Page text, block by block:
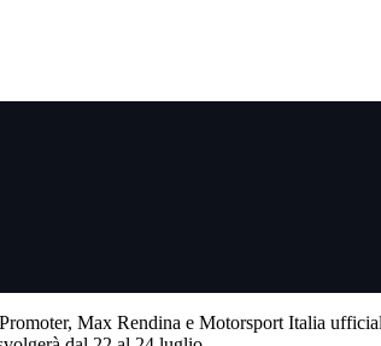
Max Rendina e Motorsport Italia